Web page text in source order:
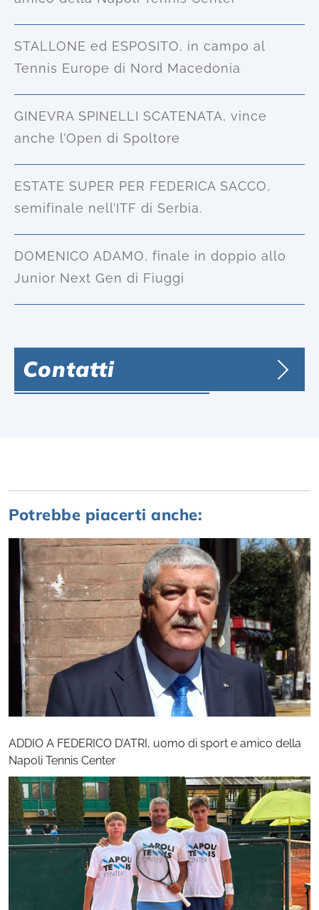
STALLONE ed ESPOSITO, in campo al
Tennis Europe di Nord Macedonia
GINEVRA SPINELLI SCATENATA, vince
anche l’Open di Spoltore
ESTATE SUPER PER FEDERICA SACCO,
semifinale nell’ITF di Serbia.
DOMENICO ADAMO, finale in doppio allo
Junior Next Gen di Fiuggi
Contatti
Potrebbe piacerti anche:
ADDIO A FEDERICO D’ATRI, uomo di sport e amico della
Napoli Tennis Center